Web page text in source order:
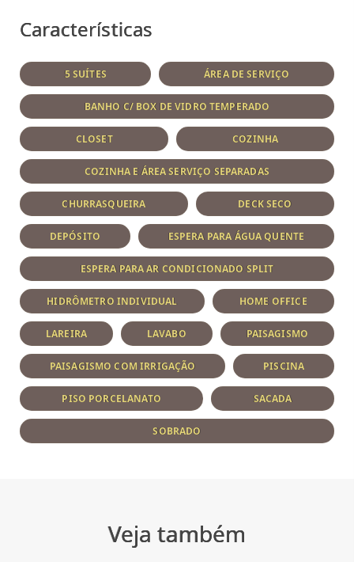
Características
5 SUÍTES ÁREA DE SERVIÇO
BANHO C/ BOX DE VIDRO TEMPERADO
CLOSET COZINHA
COZINHA E ÁREA SERVIÇO SEPARADAS
CHURRASQUEIRA DECK SECO
DEPÓSITO ESPERA PARA ÁGUA QUENTE
ESPERA PARA AR CONDICIONADO SPLIT
HIDRÔMETRO INDIVIDUAL HOME OFFICE
LAREIRA LAVABO PAISAGISMO
PAISAGISMO COM IRRIGAÇÃO PISCINA
PISO PORCELANATO SACADA
SOBRADO
Veja também